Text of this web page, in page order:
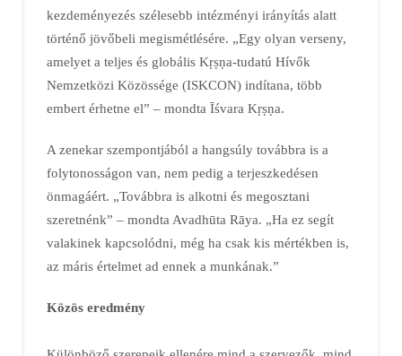
kezdeményezés szélesebb intézményi irányítás alatt
történő jövőbeli megismétlésére. „Egy olyan verseny,
amelyet a teljes és globális Kṛṣṇa-tudatú Hívők
Nemzetközi Közössége (ISKCON) indítana, több
embert érhetne el” – mondta Īśvara Kṛṣṇa.
A zenekar szempontjából a hangsúly továbbra is a
folytonosságon van, nem pedig a terjeszkedésen
önmagáért. „Továbbra is alkotni és megosztani
szeretnénk” – mondta Avadhūta Rāya. „Ha ez segít
valakinek kapcsolódni, még ha csak kis mértékben is,
az máris értelmet ad ennek a munkának.”
Közös eredmény